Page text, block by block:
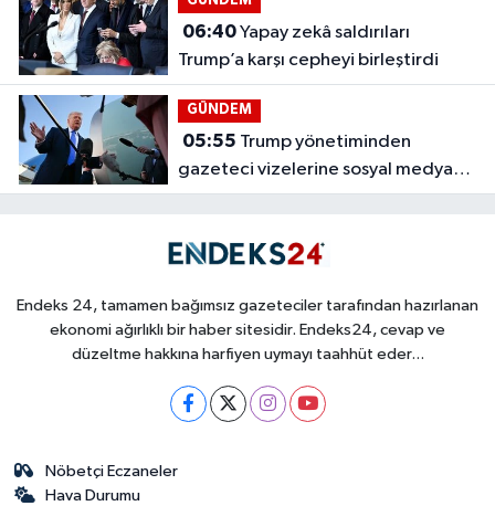
06:40Yapay zekâ saldırıları
Trump’a karşı cepheyi birleştirdi
GÜNDEM
05:55
gazeteci vizelerine sosyal medya
taraması
Endeks 24, tamamen bağımsız gazeteciler tarafından hazırlanan
ekonomi ağırlıklı bir haber sitesidir. Endeks24, cevap ve
düzeltme hakkına harfiyen uymayı taahhüt eder...
Nöbetçi Eczaneler
Hava Durumu